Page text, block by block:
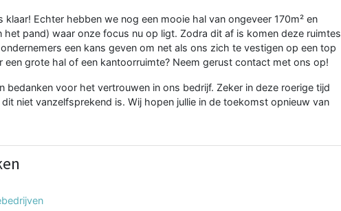
Echter hebben we nog een mooie hal van ongeveer 170m² en
pand) waar onze focus nu op ligt. Zodra dit af is komen deze ruimtes
een kans geven om net als ons zich te vestigen op een top
een grote hal of een kantoorruimte? Neem gerust contact met ons op!
bedanken voor het vertrouwen in ons bedrijf. Zeker in deze roerige tijd
niet vanzelfsprekend is. Wij hopen jullie in de toekomst opnieuw van